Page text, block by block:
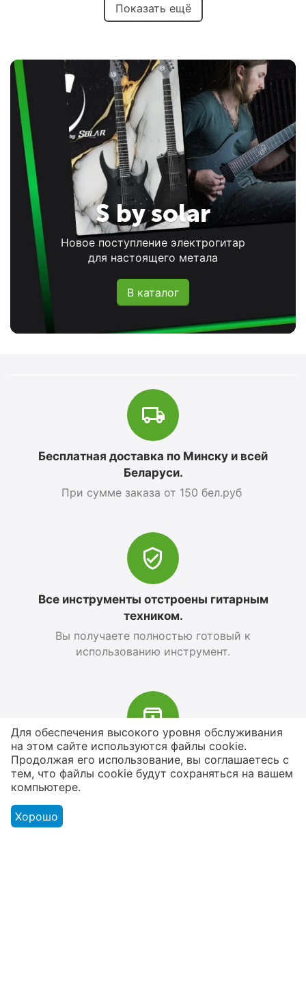
Показать ещё
S by solar
Новое поступление электрогитар
для настоящего метала
В каталог
Бесплатная доставка по Минску и всей
Беларуси.
При сумме заказа от 150 бел.руб
Все инструменты отстроены гитарным
техником.
Вы получаете полностью готовый к
использованию инструмент.
В наличии более 4000 наименований
товаров
От расходников до сценического
Для обеспечения высокого уровня обслуживания
на этом сайте используются файлы cookie.
Продолжая его использование, вы соглашаетесь с
тем, что файлы cookie будут сохраняться на вашем
компьютере.
Хорошо